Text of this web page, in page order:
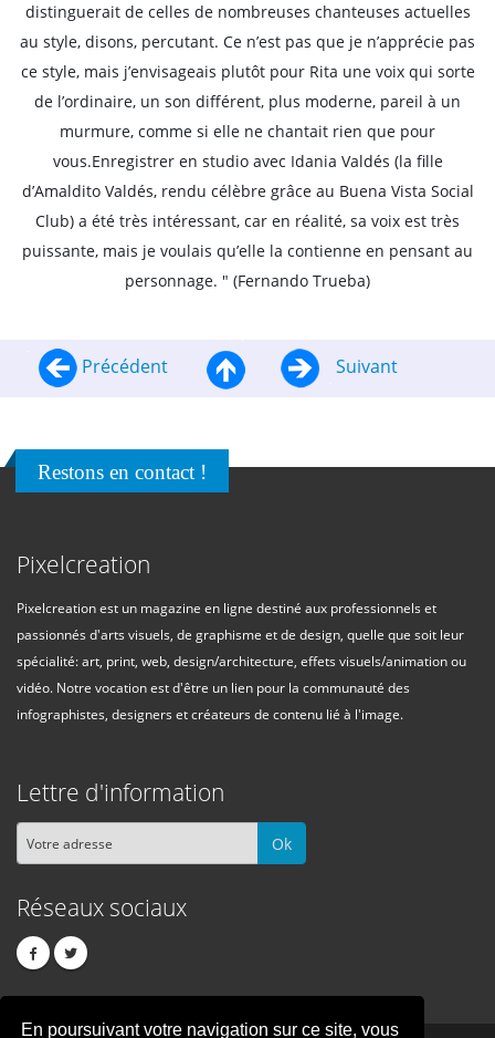
En poursuivant votre navigation sur ce site, vous
distinguerait de celles de nombreuses chanteuses actuelles
au style, disons, percutant. Ce n’est pas que je n’apprécie pas
ce style, mais j’envisageais plutôt pour Rita une voix qui sorte
de l’ordinaire, un son différent, plus moderne, pareil à un
murmure, comme si elle ne chantait rien que pour
vous.Enregistrer en studio avec Idania Valdés (la fille
d’Amaldito Valdés, rendu célèbre grâce au Buena Vista Social
Club) a été très intéressant, car en réalité, sa voix est très
puissante, mais je voulais qu’elle la contienne en pensant au
personnage. " (Fernando Trueba)
Précédent Suivant
Restons en contact !
Pixelcreation
Pixelcreation est un magazine en ligne destiné aux professionnels et
passionnés d'arts visuels, de graphisme et de design, quelle que soit leur
spécialité: art, print, web, design/architecture, effets visuels/animation ou
vidéo. Notre vocation est d'être un lien pour la communauté des
infographistes, designers et créateurs de contenu lié à l'image.
Lettre d'information
Ok
Réseaux sociaux